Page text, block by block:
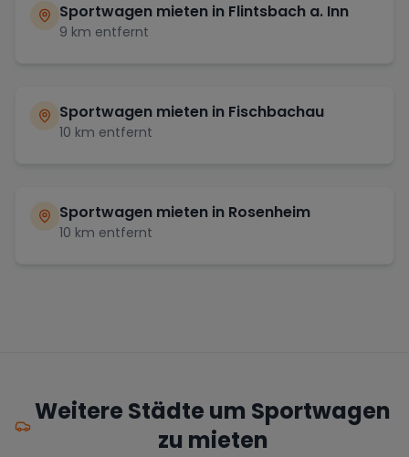
Sportwagen mieten in Flintsbach a. Inn
9 km entfernt
Sportwagen mieten in Fischbachau
10 km entfernt
Sportwagen mieten in Rosenheim
10 km entfernt
Weitere Städte um Sportwagen
zu mieten